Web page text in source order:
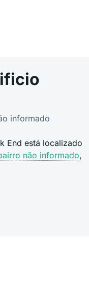
informado
End está localizado
não informado,